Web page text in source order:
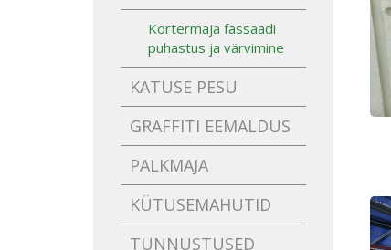
Kortermaja fassaadi
puhastus ja värvimine
KATUSE PESU
GRAFFITI EEMALDUS
PALKMAJA
KÜTUSEMAHUTID
TUNNUSTUSED